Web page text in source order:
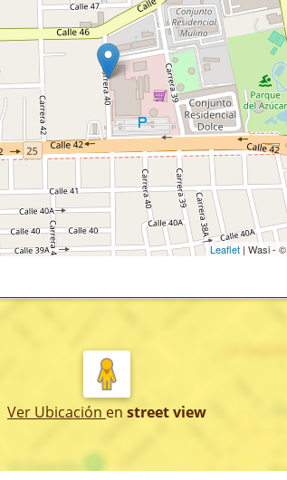
Leaflet| Wasi - ©
Ver Ubicación en street view